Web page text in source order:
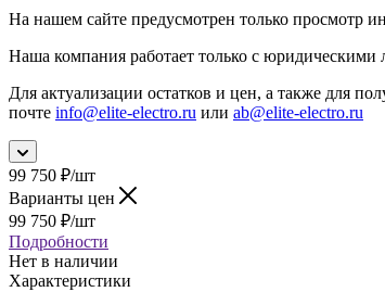
На нашем сайте предусмотрен только просмотр
Наша компания работает только с юридическими
Для актуализации остатков и цен, а также для
почте info@elite-electro.ru или ab@elite-electro.ru
99 750 ₽/шт
Варианты цен
99 750 ₽/шт
Подробности
Нет в наличии
Характеристики